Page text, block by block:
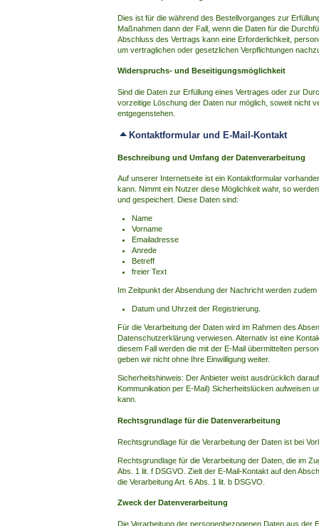
Dies ist für die während des Bestellvorganges zur
Maßnahmen dann der Fall, wenn die Daten für die
Abschluss des Vertrags kann eine Erforderlichkeit,
um vertraglichen oder gesetzlichen Verpflichtungen
Widerspruchs- und Beseitigungsmöglichkeit
Sind die Daten zur Erfüllung eines Vertrages oder zur
vorzeitige Löschung der Daten nur möglich, soweit nicht
entgegenstehen.
Kontaktformular und E-Mail-Kontakt
Beschreibung und Umfang der Datenverarbeitung
Auf unserer Internetseite ist ein Kontaktformular
kann. Nimmt ein Nutzer diese Möglichkeit wahr, so
und gespeichert. Diese Daten sind:
Name
Vorname
Emailadresse
Anrede
Betreff
freier Text
Im Zeitpunkt der Absendung der Nachricht werden
Datum und Uhrzeit der Registrierung.
Für die Verarbeitung der Daten wird im Rahmen des
Datenschutzerklärung verwiesen. Alternativ ist eine
diesem Fall werden die mit der E-Mail übermittelten
geben wir nicht ohne Ihre Einwilligung weiter.
Sicherheitshinweis: Der Anbieter weist ausdrücklich
Kommunikation per E-Mail) Sicherheitslücken aufweisen
kann.
Rechtsgrundlage für die Datenverarbeitung
Rechtsgrundlage für die Verarbeitung der Daten ist bei
Rechtsgrundlage für die Verarbeitung der Daten, die im
Abs. 1 lit. f DSGVO. Zielt der E-Mail-Kontakt auf den
die Verarbeitung Art. 6 Abs. 1 lit. b DSGVO.
Zweck der Datenverarbeitung
Die Verarbeitung der personenbezogenen Daten aus der